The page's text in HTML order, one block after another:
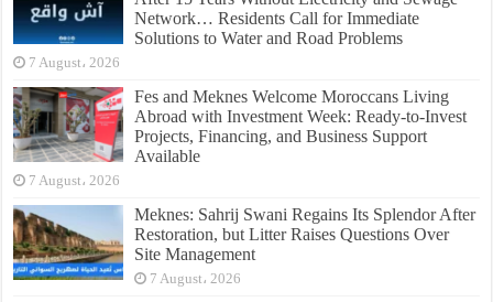
Network… Residents Call for Immediate
Solutions to Water and Road Problems
7 August، 2026
Fes and Meknes Welcome Moroccans Living
Abroad with Investment Week: Ready-to-Invest
Projects, Financing, and Business Support
Available
7 August، 2026
Meknes: Sahrij Swani Regains Its Splendor After
Restoration, but Litter Raises Questions Over
Site Management
7 August، 2026